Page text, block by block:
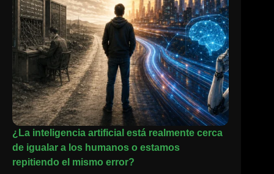
¿La inteligencia artificial está realmente cerca
de igualar a los humanos o estamos
repitiendo el mismo error?